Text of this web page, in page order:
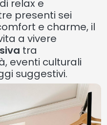
relax e
presenti sei
e charme, il
a vivere
tra
eventi culturali
suggestivi.